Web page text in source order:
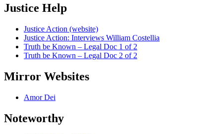
Justice Help
Justice Action (website)
Justice Action: Interviews William Costellia
Truth be Known – Legal Doc 1 of 2
Truth be Known – Legal Doc 2 of 2
Mirror Websites
Amor Dei
Noteworthy